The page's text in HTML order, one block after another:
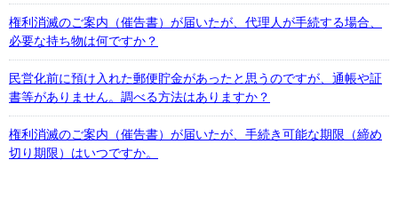
権利消滅のご案内（催告書）が届いたが、代理人が手続する場合、
必要な持ち物は何ですか？
民営化前に預け入れた郵便貯金があったと思うのですが、通帳や証
書等がありません。調べる方法はありますか？
権利消滅のご案内（催告書）が届いたが、手続き可能な期限（締め
切り期限）はいつですか。